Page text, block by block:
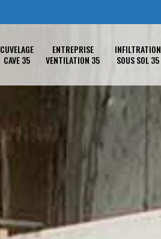
CUVELAGE
CAVE 35
ENTREPRISE
VENTILATION 35
INFILTRATION
SOUS SOL 35